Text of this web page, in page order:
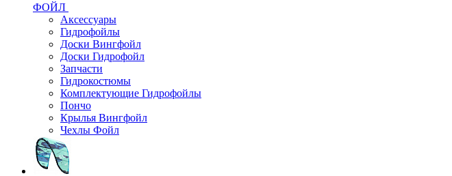
ФОЙЛ
Аксессуары
Гидрофойлы
Доски Вингфойл
Доски Гидрофойл
Запчасти
Гидрокостюмы
Комплектующие Гидрофойлы
Пончо
Крылья Вингфойл
Чехлы Фойл